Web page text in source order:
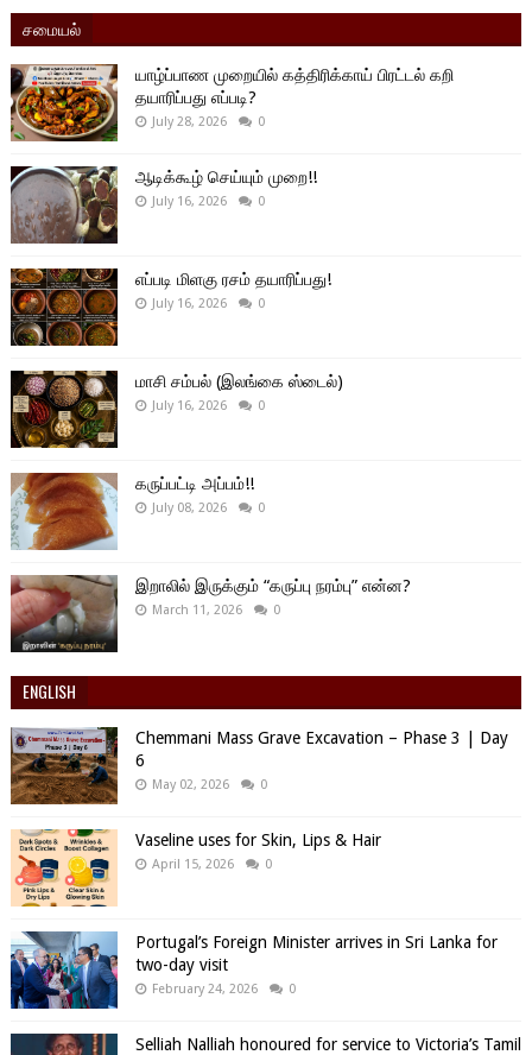
சமையல்
யாழ்ப்பாண முறையில் கத்திரிக்காய் பிரட்டல் கறி
தயாரிப்பது எப்படி?
July 28, 2026 0
ஆடிக்கூழ் செய்யும் முறை!!
July 16, 2026 0
எப்படி மிளகு ரசம் தயாரிப்பது!
July 16, 2026 0
மாசி சம்பல் (இலங்கை ஸ்டைல்)
July 16, 2026 0
கருப்பட்டி அப்பம்!!
July 08, 2026 0
இறாலில் இருக்கும் “கருப்பு நரம்பு” என்ன?
March 11, 2026 0
ENGLISH
Chemmani Mass Grave Excavation – Phase 3 | Day
6
May 02, 2026 0
Vaseline uses for Skin, Lips & Hair
April 15, 2026 0
Portugal’s Foreign Minister arrives in Sri Lanka for
two-day visit
February 24, 2026 0
Selliah Nalliah honoured for service to Victoria’s Tamil